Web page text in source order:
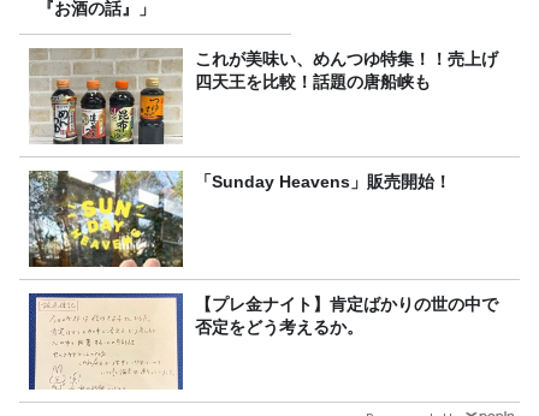
『お酒の話』」
これが美味い、めんつゆ特集！！売上げ
四天王を比較！話題の唐船峡も
「Sunday Heavens」販売開始！
【プレ金ナイト】肯定ばかりの世の中で
否定をどう考えるか。